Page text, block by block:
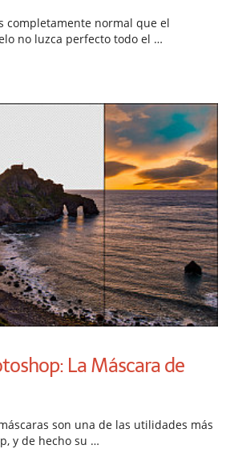
completamente normal que el
no luzca perfecto todo el …
La Máscara de
son una de las utilidades más
y de hecho su …